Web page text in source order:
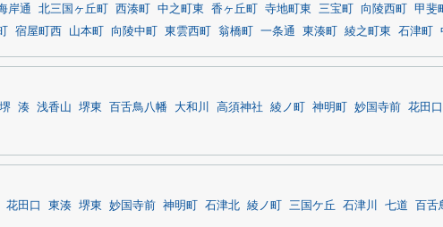
岸通 北三国ヶ丘町 西湊町 中之町東 香ヶ丘町 寺地町東 三宝町 向陵西町 甲斐
宿屋町西 山本町 向陵中町 東雲西町 翁橋町 一条通 東湊町 綾之町東 石津町
堺 湊 浅香山 堺東 百舌鳥八幡 大和川 高須神社 綾ノ町 神明町 妙国寺前 花田口
花田口 東湊 堺東 妙国寺前 神明町 石津北 綾ノ町 三国ケ丘 石津川 七道 百舌